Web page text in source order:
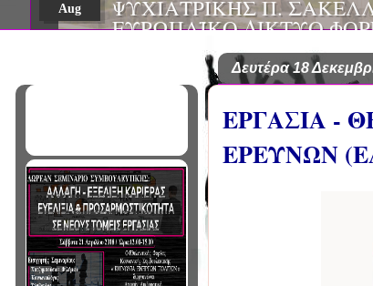
ΠΑΘΟΛΟΓΟΣ", ΑΠΟ ΤΗΝ
ΠΑΘΟΛΟΓΙΑΣ
ΤΙΣ Α' & Β'
ΚΛΙΝΙΚΕΣ ΠΓΝΙ
Mar
Δευτέρα 18
ΕΡΓΑΣΙΑ -
ΕΡΕΥΝΩΝ